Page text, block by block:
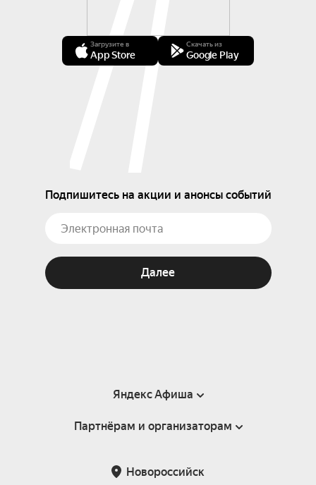
Загрузите в
App Store
Скачать из
Google Play
Подпишитесь на акции и анонсы событий
Далее
Яндекс Афиша
Справка
Подарочные сертификаты
Партнёрам и организаторам
Новороссийск